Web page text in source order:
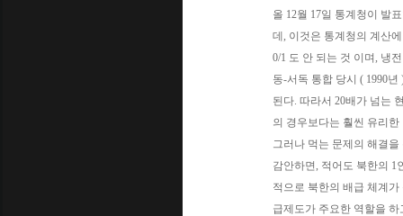
올 12월 17일 통계청이 발
데, 이것은 통계청의 계산
0/1 도 안 되는 것 이며, 냉
동-서독 통합 당시 ( 1990
된다. 따라서 20배가 넘는
의 경우보다는 훨씬 유리
그러나 먹는 문제의 해결
감안하면, 적어도 북한의 1
적으로 북한의 배급 체계
급제도가 주요한 역할을